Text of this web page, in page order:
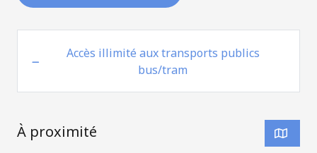
Accès illimité aux transports publics
bus/tram
À proximité